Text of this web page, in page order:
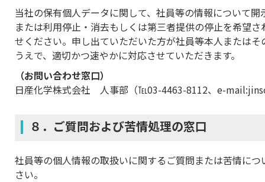
当社の保有個人データに関して、社員等の情報について
または利用停止・消去もしくは第三者提供の停止を希望
せください。申し出ていただいた方が社員等本人または
うえで、適切かつ速やかに対応させていただきます。
（お問い合わせ窓口）
日産化学株式会社 人事部（℡03-4463-8112、e-
８．ご質問および苦情処理の窓口
社員等の個人情報の取扱いに関するご質問または苦情に
さい。